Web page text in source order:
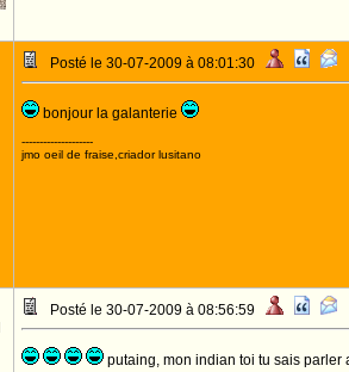
Posté le 30-07-2009 à 08:01:30
bonjour la galanterie
--------------------
jmo oeil de fraise,criador lusitano
Posté le 30-07-2009 à 08:56:59
putaing, mon indian toi tu sais parler